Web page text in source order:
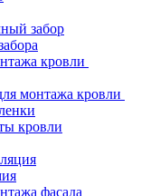
забор
кровли
монтажа кровли
кровли
фасада